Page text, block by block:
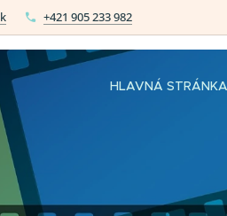
+421 905 233 982
HLAVNÁ STRÁNKA